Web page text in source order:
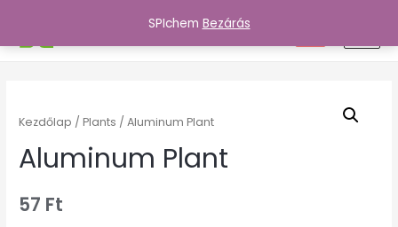
SPIchem Bezárás
Kezdőlap /Plants / Aluminum Plant
Aluminum Plant
57 Ft